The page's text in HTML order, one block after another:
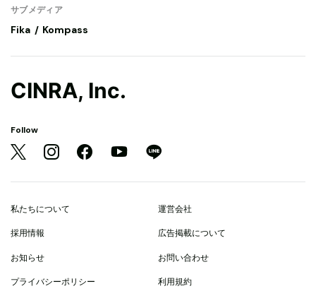
サブメディア
Fika Kompass
CINRA, Inc.
Follow
私たちについて 運営会社
採用情報 広告掲載について
お知らせ お問い合わせ
プライバシーポリシー 利用規約